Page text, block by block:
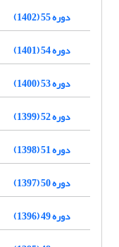
دوره 55 (1402)
دوره 54 (1401)
دوره 53 (1400)
دوره 52 (1399)
دوره 51 (1398)
دوره 50 (1397)
دوره 49 (1396)